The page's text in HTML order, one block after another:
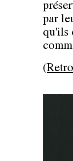
par
qu'ils
(